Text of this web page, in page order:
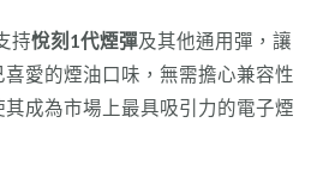
持悅刻1代煙彈及其他通用彈，讓
愛的煙油口味，無需擔心兼容性
成為市場上最具吸引力的電子煙